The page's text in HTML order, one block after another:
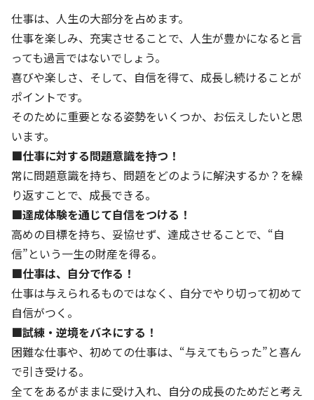
社長挨拶
会社概要／組織図
Company’s Profile
沿革
社歌
本社所在地
京進グループが目指す姿
子会社および関係会社
フランチャイズ事業
ソーシャルメディア公式アカウント
学習塾について
語学学習
ライフキャリア
育児・暮らし
京進グループの事業所
お客さま満足度向上の取り組み
労働環境向上の取り組み
人材育成の取り組み
CSRレポート
社会貢献活動
ミャンマーへの支援活動
オリジナルバッグプロジェクト
清華・京進発展フォーラム
立木奨学金
価値創造の取り組み
DX（デジタル変革）
DXビジョン・DX戦略
Kyoshin Digital Academy
株主・投資家向け情報
株主・投資家向け情報
株主・株式関連情報
株主・投資家の皆さまへ
ビジョン／経営方針
連結業績・財務
IRライブラリー
IRカレンダー
ディスクロージャーポリシー
よくあるご質問
免責事項
IRお問合せ
採用情報
採用情報
京進リクルートInstagram
新卒採用情報
新卒採用デジタルパンフレット
中途採用
講師（アルバイト）募集
保育事業 採用
日本語教育事業 採用
介護事業 採用
お問い合わせ
利用規約
個人情報保護方針
特別警報発令時の授業について
Copyright © KYOSHIN Co., Ltd. All rights reserved.
仕事は、人生の大部分を占めます。
仕事を楽しみ、充実させることで、人生が豊かになると言
っても過言ではないでしょう。
喜びや楽しさ、そして、自信を得て、成長し続けることが
ポイントです。
そのために重要となる姿勢をいくつか、お伝えしたいと思
います。
■仕事に対する問題意識を持つ！
常に問題意識を持ち、問題をどのように解決するか？を繰
り返すことで、成長できる。
■達成体験を通じて自信をつける！
高めの目標を持ち、妥協せず、達成させることで、“自
信”という一生の財産を得る。
■仕事は、自分で作る！
仕事は与えられるものではなく、自分でやり切って初めて
自信がつく。
■試練・逆境をバネにする！
困難な仕事や、初めての仕事は、“与えてもらった”と喜ん
で引き受ける。
全てをあるがままに受け入れ、自分の成長のためだと考え